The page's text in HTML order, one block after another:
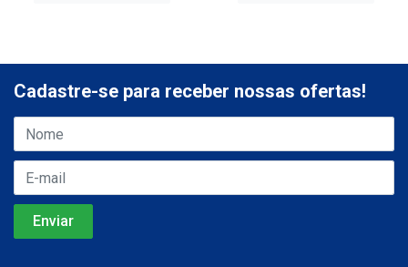
Cadastre-se para receber nossas ofertas!